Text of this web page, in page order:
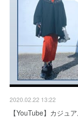
2020.02.22 13:22
【YouTube】カジュ